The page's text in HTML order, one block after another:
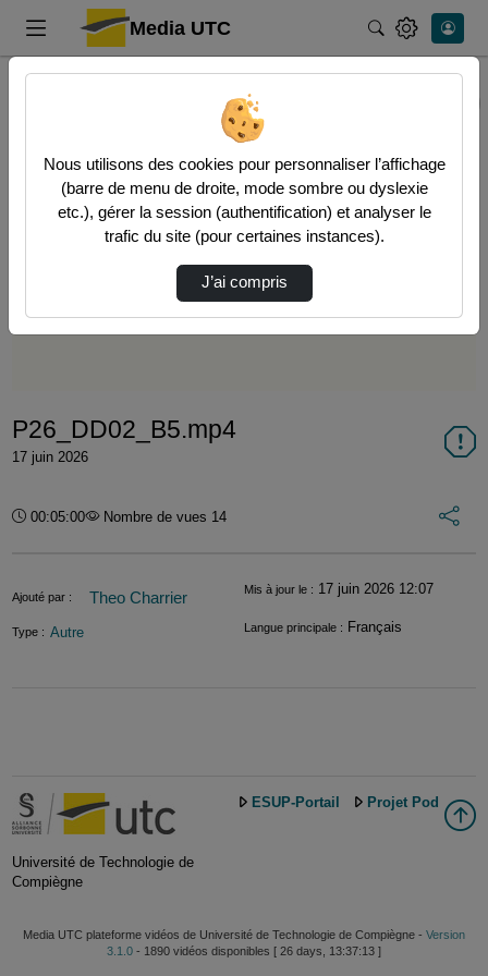
Media UTC Rechercher
P26_DD02_B5.mp4
Lire
la
P26_DD02_B5.mp4
17 juin 2026
Durée :
00:05:00 Nombre de vues 14
Informations
Ajouté par : Theo Charrier Mis à jour le : 17 juin 2026 12:07
Type : Autre Langue principale : Français
Université de Technologie de
Compiègne
ESUP-Portail Projet Pod
Media UTC plateforme vidéos de Université de Technologie de Compiègne - Version
3.1.0 - 1890 vidéos disponibles [ 26 days, 13:37:13 ]
Nous utilisons des cookies pour personnaliser l’affichage
(barre de menu de droite, mode sombre ou dyslexie
etc.), gérer la session (authentification) et analyser le
trafic du site (pour certaines instances).
J’ai compris